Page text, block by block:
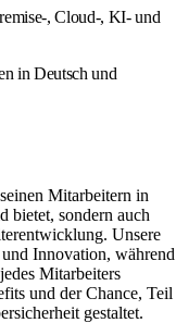
, Cloud-, KI- und
in Deutsch und
Mitarbeitern in
bietet, sondern auch
Unsere
Innovation, während
Mitarbeiters
und der Chance, Teil
gestaltet.